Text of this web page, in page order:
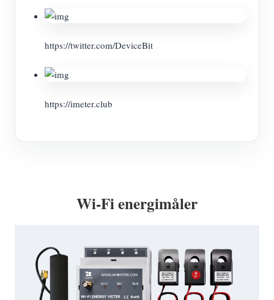
https://twitter.com/DeviceBit
https://imeter.club
Wi-Fi energimåler